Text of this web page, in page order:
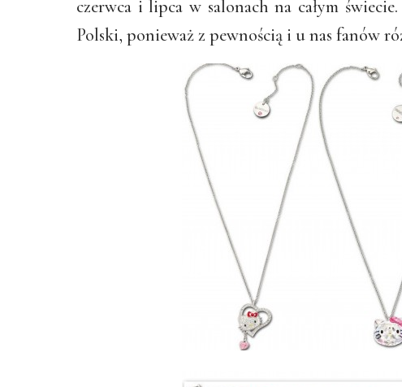
czerwca i lipca w salonach na całym
Polski, ponieważ z pewnością i u nas fanów